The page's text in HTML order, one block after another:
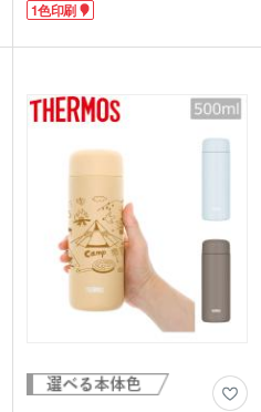
す。真空二重構造で飲み頃温度をキー
名入れが映えるシンプルさで、ワンポイ
きるので、オリジナリティを演出したノ
ベルティにぴったり。雑貨店の購入特典
や美容サロンの周年記念品などにいかが
でしょうか。
1色印刷